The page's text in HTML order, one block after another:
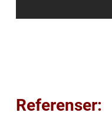
Referenser: